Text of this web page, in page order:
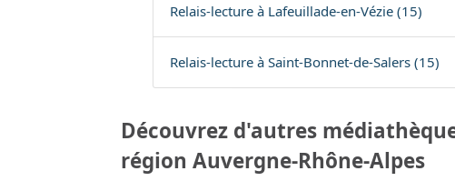
Relais-lecture à Lafeuillade-en-Vézie (15)
Relais-lecture à Saint-Bonnet-de-Salers (15)
Découvrez d'autres
région Auvergne-Rhône-Alpes